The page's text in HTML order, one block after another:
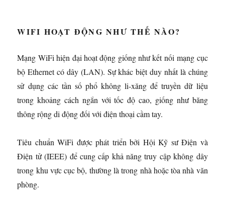
WIFI HOẠT ĐỘNG NHƯ THẾ NÀO?
Mạng WiFi hiện đại hoạt động giống như kết nối mạng cục
bộ Ethernet có dây (LAN). Sự khác biệt duy nhất là chúng
sử dụng các tần số phổ không li-xăng để truyền dữ liệu
trong khoảng cách ngắn với tốc độ cao, giống như băng
thông rộng di động đối với điện thoại cầm tay.
Tiêu chuẩn WiFi được phát triển bởi Hội Kỹ sư Điện và
Điện tử (IEEE) để cung cấp khả năng truy cập không dây
trong khu vực cục bộ, thường là trong nhà hoặc tòa nhà văn
phòng.